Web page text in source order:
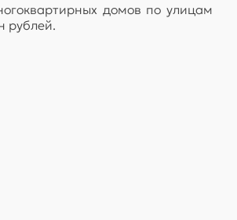
домов по улицам
рублей.